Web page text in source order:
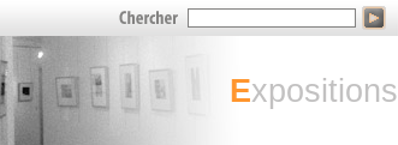
expositions